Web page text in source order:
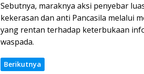
Sebutnya, maraknya aksi penyebar
kekerasan dan anti Pancasila melalui
yang rentan terhadap keterbukaan
waspada.
Berikutnya